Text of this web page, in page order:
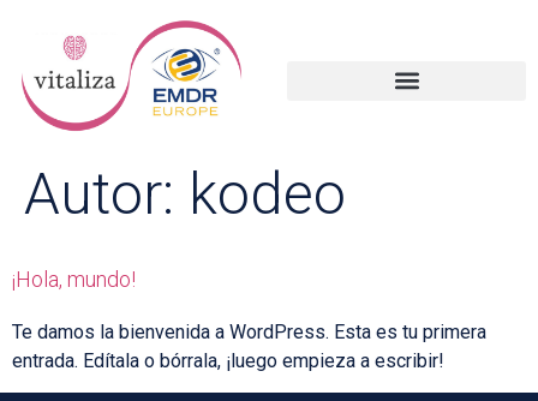
Autor: kodeo
¡Hola, mundo!
Te damos la bienvenida a WordPress. Esta es tu primera
entrada. Edítala o bórrala, ¡luego empieza a escribir!